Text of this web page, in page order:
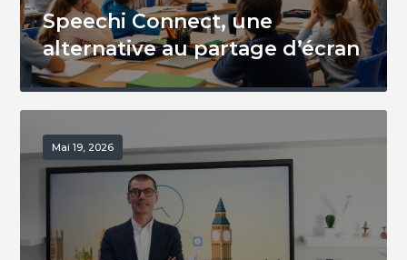
Speechi Connect, une
alternative au partage d’écran
Mai 19, 2026